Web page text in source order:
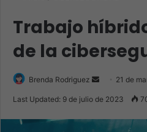
Trabajo
de la
Brenda Rodriguez
Send 21 de
Last Updated: 9 de julio de 2023